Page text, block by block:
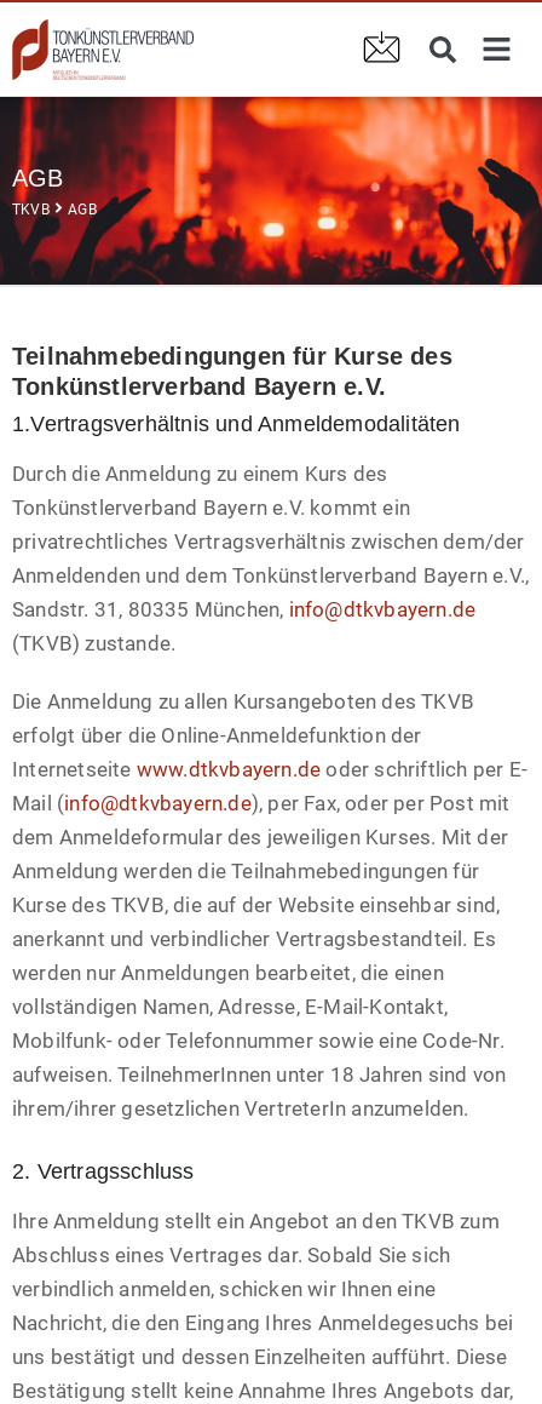
AGB
TKVB AGB
Teilnahmebedingungen für Kurse des
Tonkünstlerverband Bayern e.V.
1.Vertragsverhältnis und Anmeldemodalitäten
Durch die Anmeldung zu einem Kurs des
Tonkünstlerverband Bayern e.V. kommt ein
privatrechtliches Vertragsverhältnis zwischen dem/der
Anmeldenden und dem Tonkünstlerverband Bayern e.V.,
Sandstr. 31, 80335 München, info@dtkvbayern.de
(TKVB) zustande.
Die Anmeldung zu allen Kursangeboten des TKVB
erfolgt über die Online-Anmeldefunktion der
Internetseite www.dtkvbayern.de oder schriftlich per E-
Mail (info@dtkvbayern.de), per Fax, oder per Post mit
dem Anmeldeformular des jeweiligen Kurses. Mit der
Anmeldung werden die Teilnahmebedingungen für
Kurse des TKVB, die auf der Website einsehbar sind,
anerkannt und verbindlicher Vertragsbestandteil. Es
werden nur Anmeldungen bearbeitet, die einen
vollständigen Namen, Adresse, E-Mail-Kontakt,
Mobilfunk- oder Telefonnummer sowie eine Code-Nr.
aufweisen. TeilnehmerInnen unter 18 Jahren sind von
ihrem/ihrer gesetzlichen VertreterIn anzumelden.
2. Vertragsschluss
Ihre Anmeldung stellt ein Angebot an den TKVB zum
Abschluss eines Vertrages dar. Sobald Sie sich
verbindlich anmelden, schicken wir Ihnen eine
Nachricht, die den Eingang Ihres Anmeldegesuchs bei
uns bestätigt und dessen Einzelheiten aufführt. Diese
Bestätigung stellt keine Annahme Ihres Angebots dar,